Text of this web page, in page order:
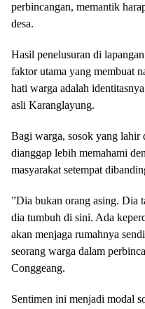
perbincangan, memantik
desa.
​Hasil penelusuran di
faktor utama yang membuat
hati warga adalah
asli Karanglayung.
Bagi warga, sosok yang lahir
dianggap lebih memahami
masyarakat setempat
​”Dia bukan orang asing. Dia
dia tumbuh di sini. Ada
akan menjaga rumahnya
seorang warga dalam
Conggeang.
Sentimen ini menjadi modal